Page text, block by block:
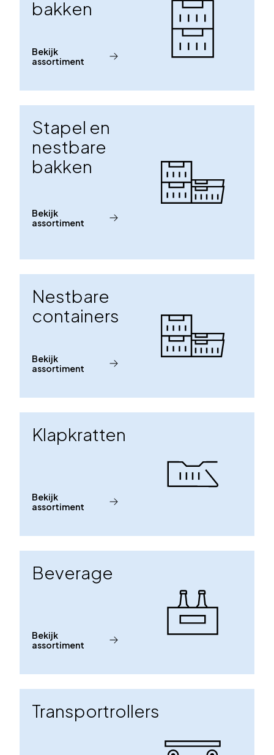
bakken
Bekijk
assortiment
Stapel en
nestbare
bakken
Bekijk
assortiment
Nestbare
containers
Bekijk
assortiment
Klapkratten
Bekijk
assortiment
Beverage
Bekijk
assortiment
Transportrollers